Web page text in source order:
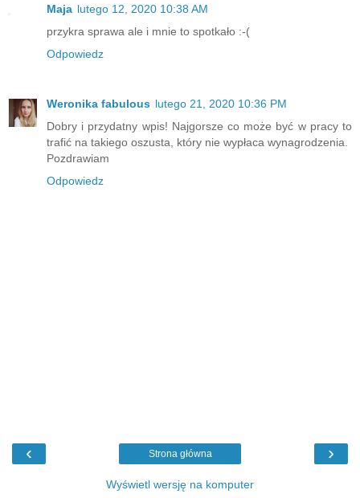
Maja lutego 12, 2020 10:38 AM
przykra sprawa ale i mnie to spotkało :-(
Odpowiedz
Weronika fabulous lutego 21, 2020 10:36 PM
Dobry i przydatny wpis! Najgorsze co może być w pracy to
trafić na takiego oszusta, który nie wypłaca wynagrodzenia.
Pozdrawiam
Odpowiedz
‹ ›
Strona główna
Wyświetl wersję na komputer